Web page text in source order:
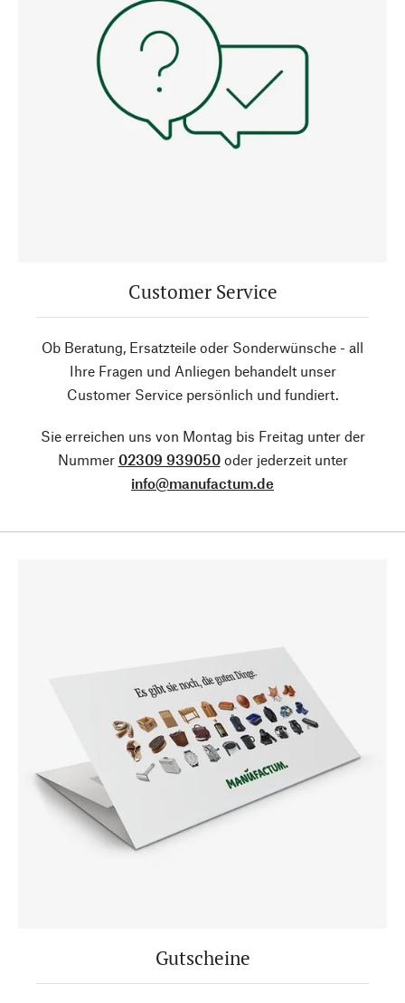
Customer Service
Ob Beratung, Ersatzteile oder Sonderwünsche - all
Ihre Fragen und Anliegen behandelt unser
Customer Service persönlich und fundiert.
Sie erreichen uns von Montag bis Freitag unter der
Nummer 02309 939050oder jederzeit unter
info@manufactum.de
Gutscheine